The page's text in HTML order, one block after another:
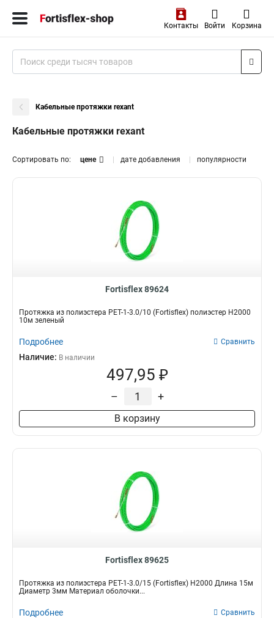
Контакты Войти Корзина
Кабельные протяжки rexant
Кабельные протяжки rexant
Сортировать по: цене дате добавления популярности
Fortisflex 89624
Протяжка из полиэстера PET-1-3.0/10 (Fortisflex) полиэстер Н2000
10м зеленый
Подробнее Сравнить
Наличие: В наличии
497,95 ₽
– +
В корзину
Fortisflex 89625
Протяжка из полиэстера PET-1-3.0/15 (Fortisflex) Н2000 Длина 15м
Диаметр 3мм Материал оболочки...
Подробнее Сравнить